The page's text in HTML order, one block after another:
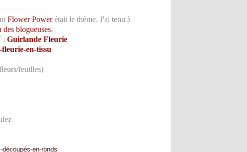
Flower Power était le thème. J'ai tenu à
des blogueuses.
: Guirlande Fleurie
feuilles)